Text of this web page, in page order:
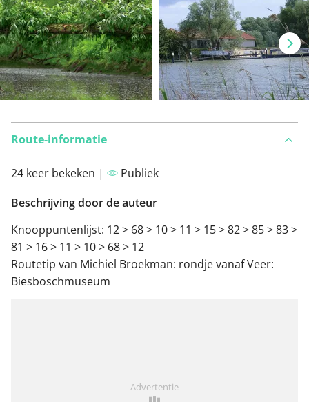
Route-informatie
24 keer bekeken |
Publiek
Beschrijving door de auteur
Knooppuntenlijst: 12 > 68 > 10 > 11 > 15 > 82 > 85 > 83 >
81 > 16 > 11 > 10 > 68 > 12
Routetip van Michiel Broekman: rondje vanaf Veer:
Biesboschmuseum
Advertentie